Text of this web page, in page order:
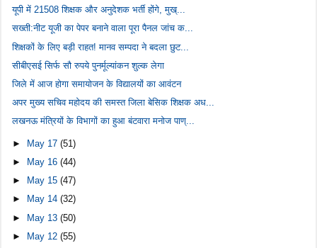
यूपी में 21508 शिक्षक और अनुदेशक भर्ती होंगे, मुख्...
सख्ती:नीट यूजी का पेपर बनाने वाला पूरा पैनल जांच क...
शिक्षकों के लिए बड़ी राहत! मानव सम्पदा ने बदला छुट...
सीबीएसई सिर्फ सौ रुपये पुनर्मूल्यांकन शुल्क लेगा
जिले में आज होगा समायोजन के विद्यालयों का आवंटन
अपर मुख्य सचिव महोदय की समस्त जिला बेसिक शिक्षक अध...
लखनऊ मंत्रियों के विभागों का हुआ बंटवारा मनोज पाण्...
► May 17(51)
►
May 16(44)
►
May 15(47)
►
May 14(32)
► May 13(50)
► May 12(55)